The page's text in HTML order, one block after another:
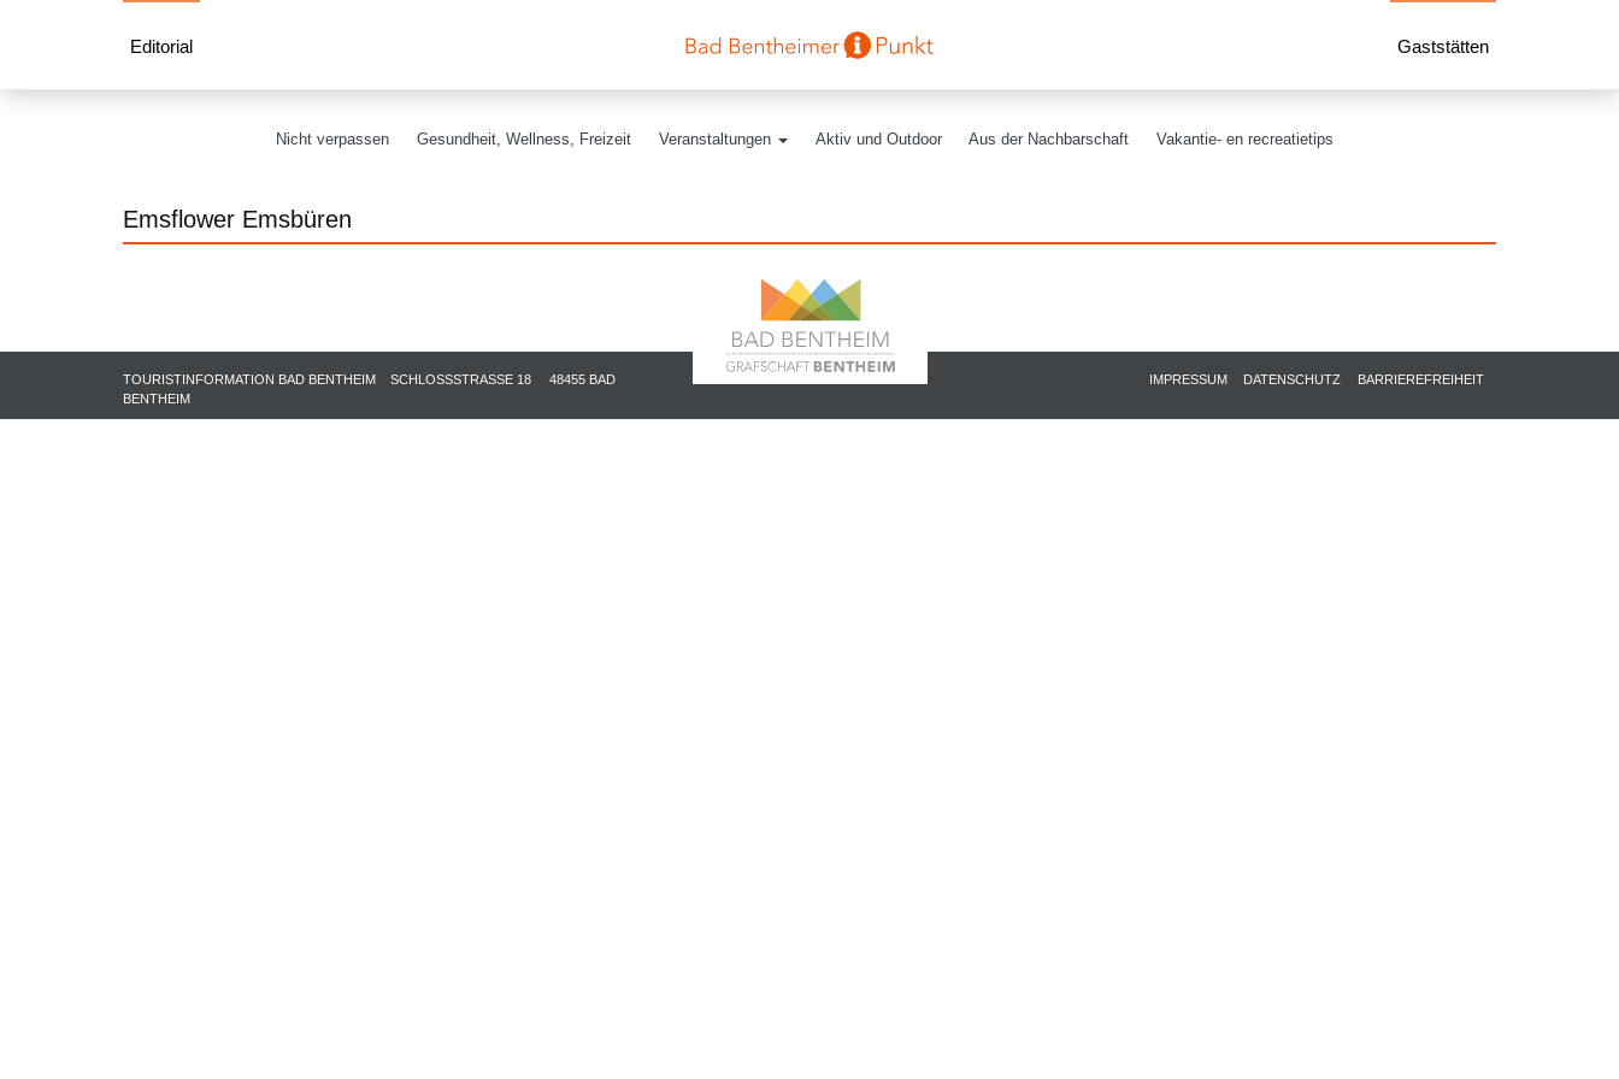
Editorial Gaststätten
Nicht verpassen Gesundheit, Wellness, Freizeit Veranstaltungen Aktiv und Outdoor Aus der Nachbarschaft Vakantie- en recreatietips
Emsflower Emsbüren
IMPRESSUM DATENSCHUTZ BARRIEREFREIHEIT
TOURISTINFORMATION BAD BENTHEIM SCHLOSSSTRASSE 18 48455 BAD
BENTHEIM